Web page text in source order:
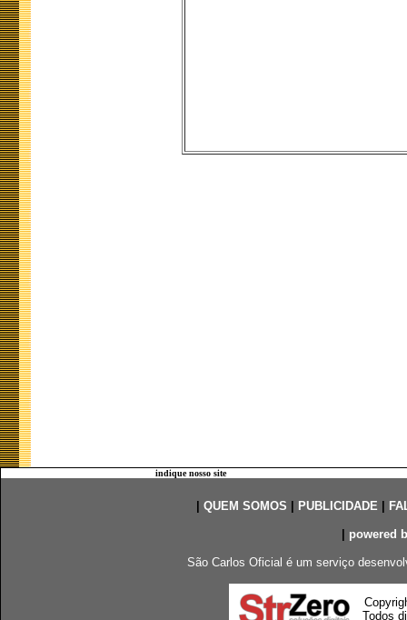
indique nosso site
QUEM SOMOS PUBLICIDADE|
powered
São Carlos Oficial é um serviço
Todos